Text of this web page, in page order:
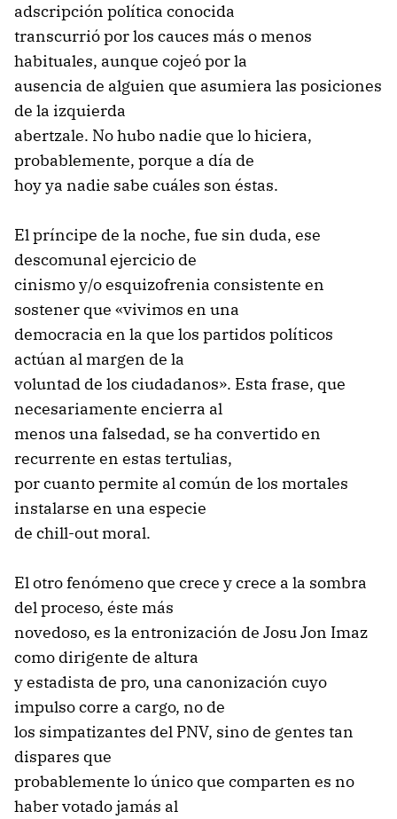
adscripción política conocida
transcurrió por los cauces más o menos
habituales, aunque cojeó por la
ausencia de alguien que asumiera las posiciones
de la izquierda
abertzale. No hubo nadie que lo hiciera,
probablemente, porque a día de
hoy ya nadie sabe cuáles son éstas.
El príncipe de la noche, fue sin duda, ese
descomunal ejercicio de
cinismo y/o esquizofrenia consistente en
sostener que «vivimos en una
democracia en la que los partidos políticos
actúan al margen de la
voluntad de los ciudadanos». Esta frase, que
necesariamente encierra al
menos una falsedad, se ha convertido en
recurrente en estas tertulias,
por cuanto permite al común de los mortales
instalarse en una especie
de chill-out moral.
El otro fenómeno que crece y crece a la sombra
del proceso, éste más
novedoso, es la entronización de Josu Jon Imaz
como dirigente de altura
y estadista de pro, una canonización cuyo
impulso corre a cargo, no de
los simpatizantes del PNV, sino de gentes tan
dispares que
probablemente lo único que comparten es no
haber votado jamás al